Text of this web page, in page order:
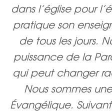
dans l’église pour
pratique son
de tous les jours.
puissance de la
qui peut changer
Nous sommes
Évangélique.